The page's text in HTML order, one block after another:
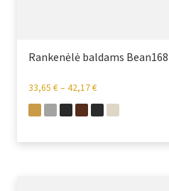
Rankenėlė baldams Bean168
33,65 €– 42,17€